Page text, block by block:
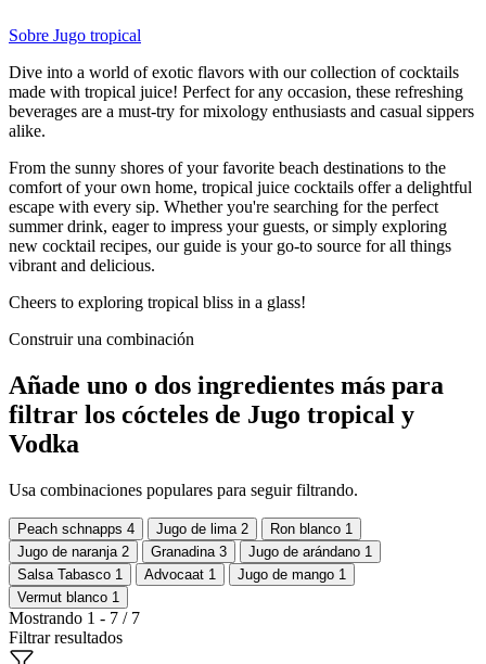
Sobre Jugo tropical
Dive into a world of exotic flavors with our collection of cocktails
made with tropical juice! Perfect for any occasion, these refreshing
beverages are a must-try for mixology enthusiasts and casual sippers
alike.
From the sunny shores of your favorite beach destinations to the
comfort of your own home, tropical juice cocktails offer a delightful
escape with every sip. Whether you're searching for the perfect
summer drink, eager to impress your guests, or simply exploring
new cocktail recipes, our guide is your go-to source for all things
vibrant and delicious.
Cheers to exploring tropical bliss in a glass!
Construir una combinación
Añade uno o dos ingredientes más para
filtrar los cócteles de Jugo tropical y
Vodka
Usa combinaciones populares para seguir filtrando.
Peach schnapps 4 Jugo de lima 2 Ron blanco 1
Jugo de naranja 2 Granadina 3 Jugo de arándano 1
Salsa Tabasco 1 Advocaat 1 Jugo de mango 1
Vermut blanco 1
Mostrando 1 - 7 / 7
Filtrar resultados